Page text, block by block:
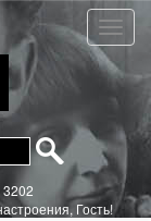
Гость!